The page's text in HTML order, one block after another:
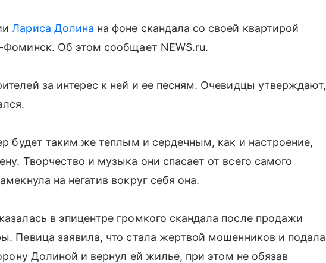
Лариса Долина на фоне скандала со своей квартирой
Фоминск. Об этом сообщает NEWS.ru.
за интерес к ней и ее песням. Очевидцы утверждают,
будет таким же теплым и сердечным, как и настроение,
Творчество и музыка они спасает от всего самого
на негатив вокруг себя она.
в эпицентре громкого скандала после продажи
Певица заявила, что стала жертвой мошенников и подала
Долиной и вернул ей жилье, при этом не обязав